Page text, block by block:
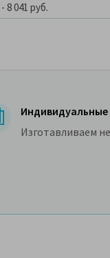
8 041 руб.
Индивидуальные
Изготавливаем